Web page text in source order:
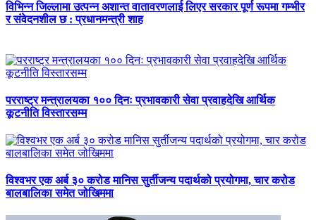
विभिन्न जिल्लामा उत्पन्न अशान्त वातावरणलाई लिएर सरकार पूर्ण रूपमा गम्भीर
र संवेदनशील छ : प्रधानमन्त्री शाह
परराष्ट्र मन्त्रालयका १०० दिनः प्रभावकारी सेवा प्रवाहदेखि आर्थिक
कूटनीति विस्तारसम्म
विश्वभर एक अर्ब ३० करोड मानिस सुर्तीजन्य पदार्थको प्रयोगमा, चार करोड
बालबालिका समेत जोखिममा